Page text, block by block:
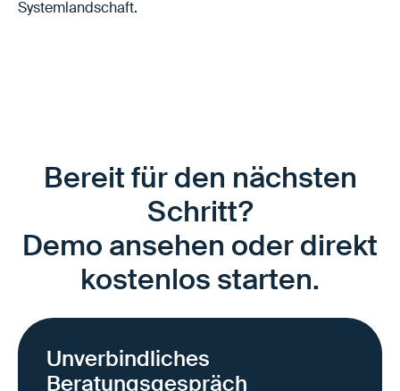
Systemlandschaft.
Bereit für den nächsten
Schritt?
Demo ansehen oder direkt
kostenlos starten.
Unverbindliches
Beratungsgespräch